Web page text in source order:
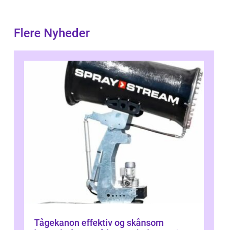
Flere Nyheder
Tågekanon effektiv og skånsom